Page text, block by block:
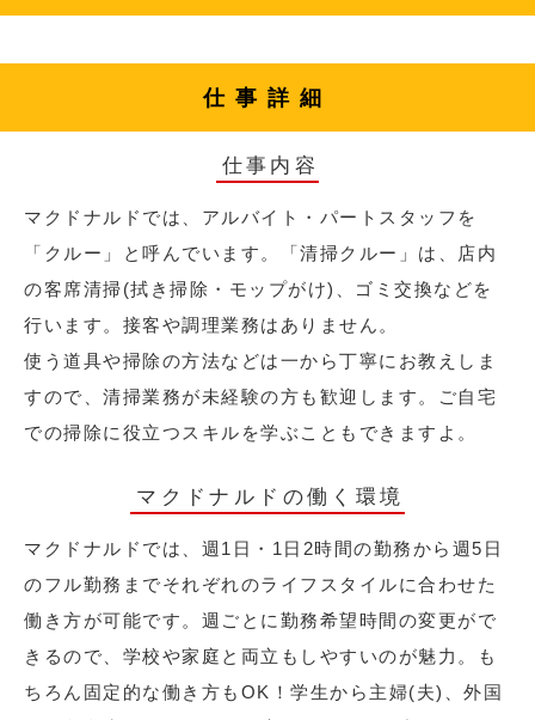
仕事詳細
仕事内容
マクドナルドでは、アルバイト・パートスタッフを
「クルー」と呼んでいます。「清掃クルー」は、店内
の客席清掃(拭き掃除・モップがけ)、ゴミ交換などを
行います。接客や調理業務はありません。
使う道具や掃除の方法などは一から丁寧にお教えしま
すので、清掃業務が未経験の方も歓迎します。ご自宅
での掃除に役立つスキルを学ぶこともできますよ。
マクドナルドの働く環境
マクドナルドでは、週1日・1日2時間の勤務から週5日
のフル勤務までそれぞれのライフスタイルに合わせた
働き方が可能です。週ごとに勤務希望時間の変更がで
きるので、学校や家庭と両立もしやすいのが魅力。も
ちろん固定的な働き方もOK！学生から主婦(夫)、外国